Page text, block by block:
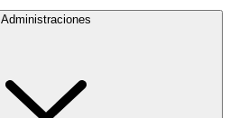
Administraciones